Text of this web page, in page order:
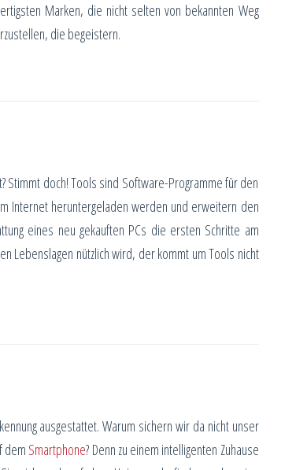
Marken, die nicht selten von bekannten Weg
die begeistern.
Stimmt doch! Tools sind Software-Programme für den
Internet heruntergeladen werden und erweitern den
eines neu gekauften PCs die ersten Schritte am
Lebenslagen nützlich wird, der kommt um Tools nicht
ausgestattet. Warum sichern wir da nicht unser
dem Smartphone? Denn zu einem intelligenten Zuhause